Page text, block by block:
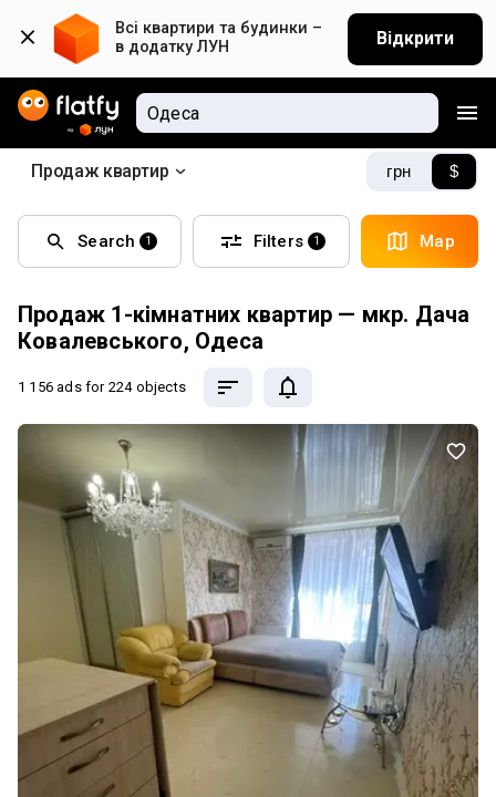
Всі квартири та будинки –
в додатку ЛУН
Відкрити
Продаж квартир грн $
Search 1 Filters 1 Map
Продаж 1-кімнатних квартир — мкр. Дача
Ковалевського, Одеса
1 156 ads for 224 objects